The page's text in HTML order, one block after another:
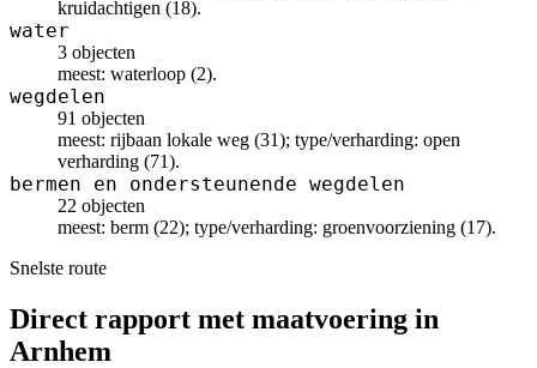
kruidachtigen (18).
water
3 objecten
meest: waterloop (2).
wegdelen
91 objecten
meest: rijbaan lokale weg (31); type/verharding: open
verharding (71).
bermen en ondersteunende wegdelen
22 objecten
meest: berm (22); type/verharding: groenvoorziening (17).
Snelste route
Direct rapport met maatvoering in
Arnhem